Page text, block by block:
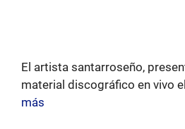
El artista santarroseño,
material discográfico en vivo
más